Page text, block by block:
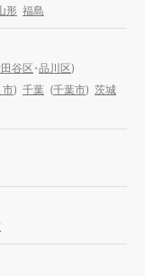
形 福島
谷区・品川区)
市) 千葉 (千葉市) 茨城